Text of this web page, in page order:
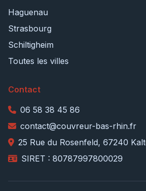
Haguenau
Strasbourg
Schiltigheim
Toutes les villes
Contact
06 58 38 45 86
contact@couvreur-bas-rhin.fr
25 Rue du Rosenfeld, 67240
SIRET : 80787997800029